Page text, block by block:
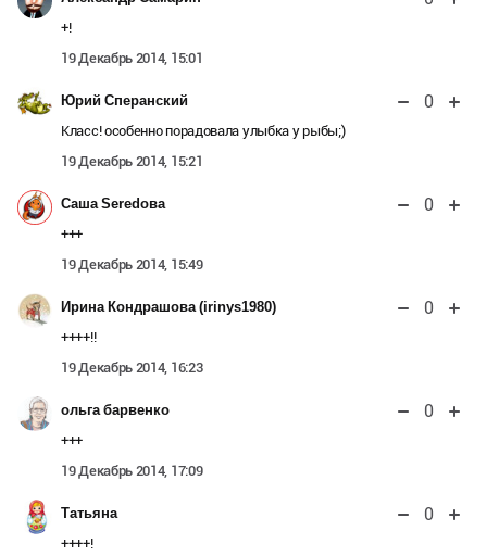
+!
19 Декабрь 2014, 15:01
Юрий Сперанский 0
Класс! особенно порадовала улыбка у рыбы;)
19 Декабрь 2014, 15:21
Саша Seredова 0
+++
19 Декабрь 2014, 15:49
Ирина Кондрашова (irinys1980) 0
++++!!
19 Декабрь 2014, 16:23
ольга барвенко 0
+++
19 Декабрь 2014, 17:09
Татьяна 0
++++!